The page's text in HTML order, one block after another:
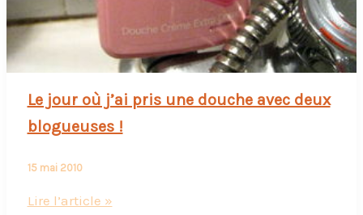
Le jour où j’ai pris une douche avec deux
blogueuses !
15 mai 2010
Le
Lire l’article »